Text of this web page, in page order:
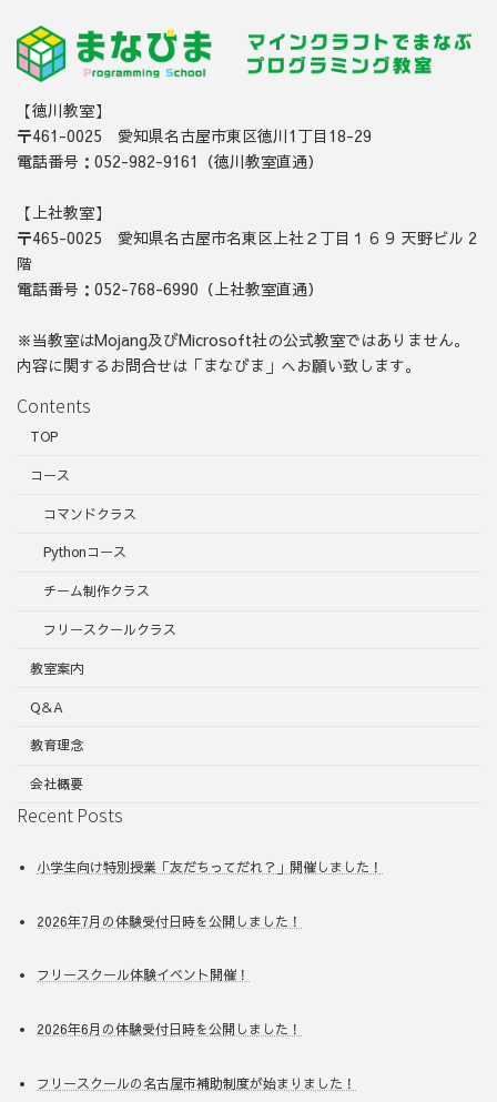
【徳川教室】
〒461-0025 愛知県名古屋市東区徳川1丁目18-29
電話番号：052-982-9161（徳川教室直通）
【上社教室】
〒465-0025 愛知県名古屋市名東区上社２丁目１６９ 天野ビル 2
階
電話番号：052-768-6990（上社教室直通）
※当教室はMojang及びMicrosoft社の公式教室ではありません。
内容に関するお問合せは「まなびま」へお願い致します。
Contents
TOP
コース
コマンドクラス
Pythonコース
チーム制作クラス
フリースクールクラス
教室案内
Q＆A
教育理念
会社概要
Recent Posts
小学生向け特別授業「友だちってだれ？」開催しました！
2026年7月の体験受付日時を公開しました！
フリースクール体験イベント開催！
2026年6月の体験受付日時を公開しました！
フリースクールの名古屋市補助制度が始まりました！